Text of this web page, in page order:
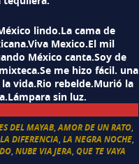
lindo.La cama de
Mexico.El mil
México canta.Soy de
me hizo fácil. una
vida.Rio rebelde.Murió la
sin luz.
DEL MAYAB,AMOR DE UN RATO
,LA DIFERENCIA ,LA NEGRA NOCHE
,NUBE VIAJERA ,QUE TE VAYA